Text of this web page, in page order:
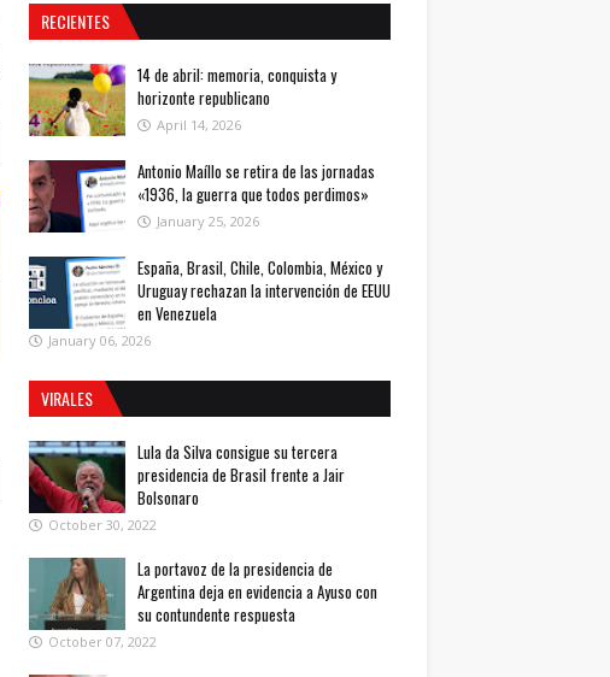
RECIENTES
14 de abril: memoria, conquista y
horizonte republicano
April 14, 2026
Antonio Maíllo se retira de las jornadas
«1936, la guerra que todos perdimos»
January 25, 2026
España, Brasil, Chile, Colombia, México y
Uruguay rechazan la intervención de EEUU
en Venezuela
January 06, 2026
VIRALES
Lula da Silva consigue su tercera
presidencia de Brasil frente a Jair
Bolsonaro
October 30, 2022
La portavoz de la presidencia de
Argentina deja en evidencia a Ayuso con
su contundente respuesta
October 07, 2022